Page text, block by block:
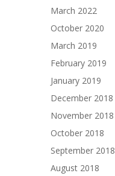
March 2022
October 2020
March 2019
February 2019
January 2019
December 2018
November 2018
October 2018
September 2018
August 2018